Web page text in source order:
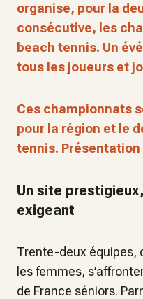
organise, pour la
consécutive, les
beach tennis. Un
tous les joueurs et
Ces championnats
pour la région et le
tennis. Présentation
Un site
exigeant
Trente-deux équipes,
les femmes,
de France séniors.